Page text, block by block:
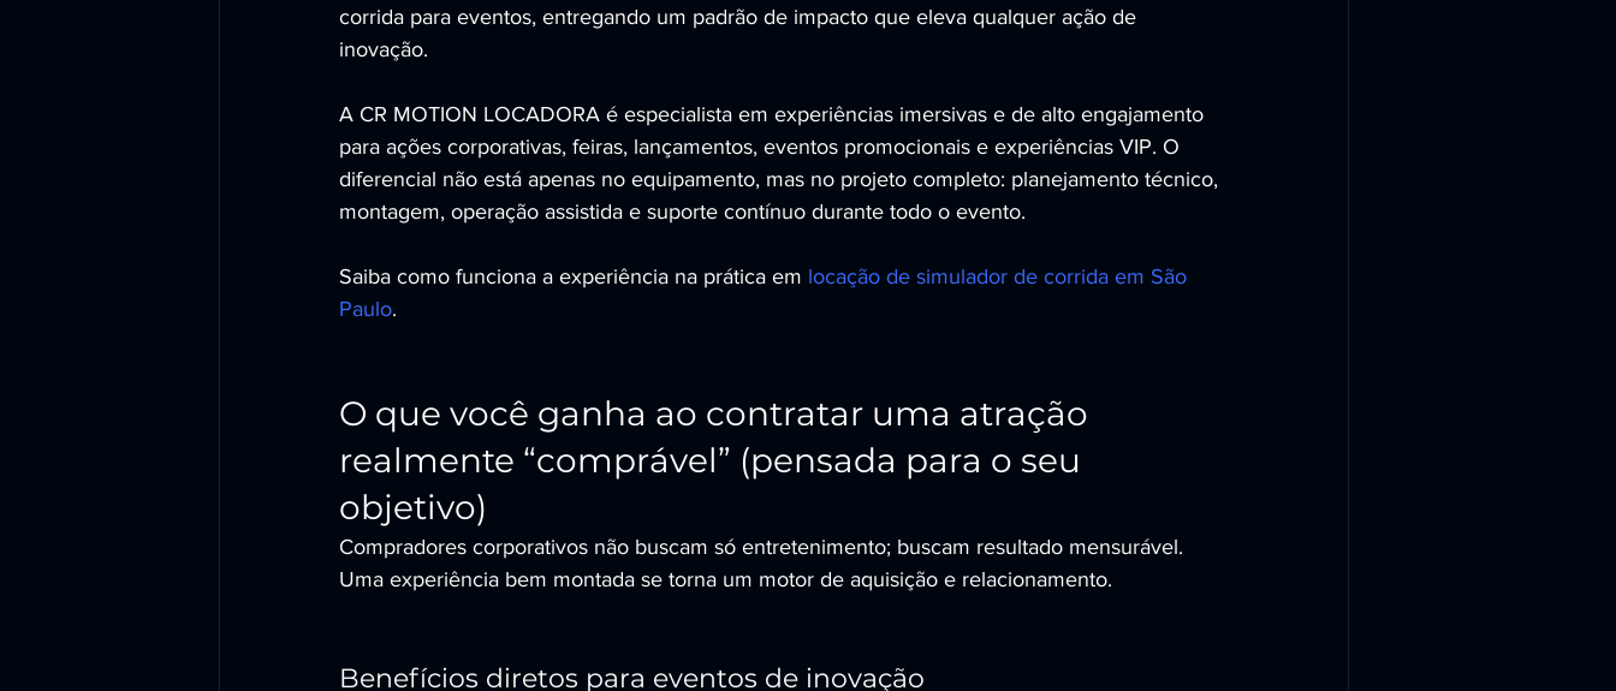
corrida para eventos, entregando um padrão de impacto que eleva qualquer ação de
inovação.
A CR MOTION LOCADORA é especialista em experiências imersivas e de alto engajamento
para ações corporativas, feiras, lançamentos, eventos promocionais e experiências VIP. O
diferencial não está apenas no equipamento, mas no projeto completo: planejamento técnico,
montagem, operação assistida e suporte contínuo durante todo o evento.
Saiba como funciona a experiência na prática em locação de simulador de corrida em São
Paulo.
O que você ganha ao contratar uma atração
realmente “comprável” (pensada para o seu
objetivo)
Compradores corporativos não buscam só entretenimento; buscam resultado mensurável.
Uma experiência bem montada se torna um motor de aquisição e relacionamento.
Benefícios diretos para eventos de inovação